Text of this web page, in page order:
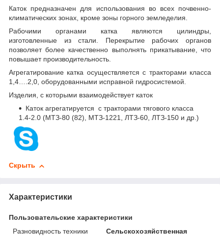
Каток предназначен для использования во всех почвенно-
климатических зонах, кроме зоны горного земледелия.
Рабочими органами катка являются цилиндры,
изготовленные из стали. Перекрытие рабочих органов
позволяет более качественно выполнять прикатывание, что
повышает производительность.
Агрегатирование катка осуществляется с тракторами класса
1,4….2,0, оборудованными исправной гидросистемой.
Изделия, с которыми взаимодействует каток
Каток агрегатируется с тракторами тягового класса
1.4-2.0 (МТЗ-80 (82), МТЗ-1221, ЛТЗ-60, ЛТЗ-150 и др.)
Скрыть
Характеристики
Пользовательские характеристики
Разновидность техники
Сельскохозяйственная